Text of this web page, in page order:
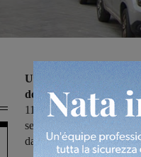
Una donna che si
derubata della borsa,
11, nel tratto all’angolo
secondi, e le urla della
dalla macchina, hanno